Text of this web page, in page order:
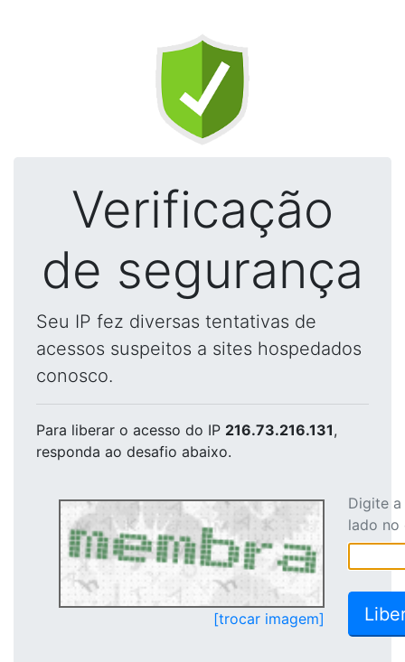
Verificação
de segurança
Seu IP fez diversas tentativas de
acessos suspeitos a sites hospedados
conosco.
Para liberar o acesso do IP 216.73.216.131,
responda ao desafio abaixo.
[trocar imagem]
Digite
lado no